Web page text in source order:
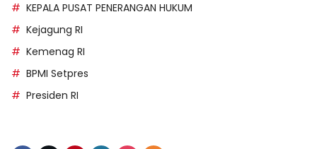
KEPALA PUSAT PENERANGAN HUKUM
Kejagung RI
Kemenag RI
BPMI Setpres
Presiden RI